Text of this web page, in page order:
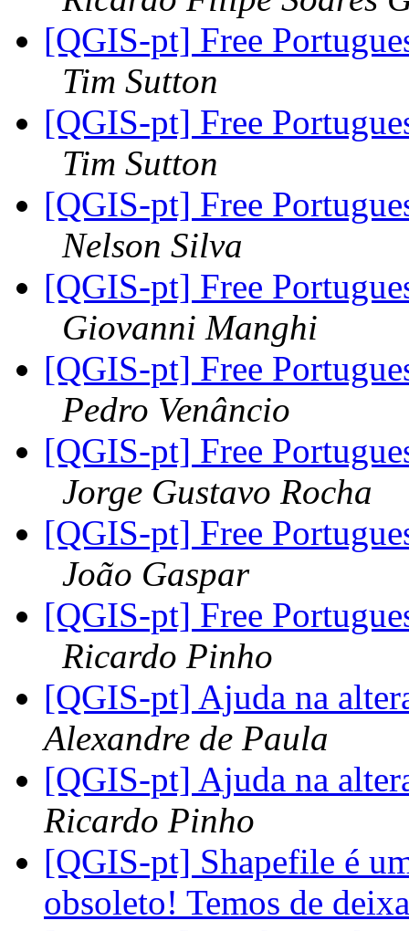
[QGIS-pt] Free
Tim Sutton
[QGIS-pt] Free
Tim Sutton
[QGIS-pt] Free
Nelson Silva
[QGIS-pt] Free
Giovanni Manghi
[QGIS-pt] Free
Pedro Venâncio
[QGIS-pt] Free
Jorge Gustavo Rocha
[QGIS-pt] Free
João Gaspar
[QGIS-pt] Free
Ricardo Pinho
[QGIS-pt] Ajuda na
Alexandre de Paula
[QGIS-pt] Ajuda na
Ricardo Pinho
[QGIS-pt] Shapefile é
obsoleto! Temos de